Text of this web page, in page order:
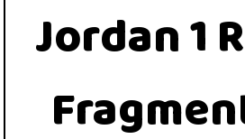
Jordan 1